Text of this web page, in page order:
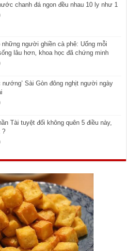
chanh đá ngon đều nhau 10 ly như 1
những người ghiền cà phê: Uống mỗi
lâu hơn, khoa học đã chứng minh
nướng’ Sài Gòn đông nghịt người ngày
Tài tuyệt đối không quên 5 điều này,
?